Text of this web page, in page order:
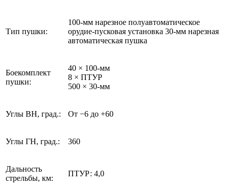
Тип пушки:
100-мм нарезное полуавтоматическое
орудие-пусковая установка 30-мм нарезная
автоматическая пушка
Боекомплект
пушки:
40 × 100-мм
8 × ПТУР
500 × 30-мм
Углы ВН, град.: От −6 до +60
Углы ГН, град.: 360
Дальность
стрельбы, км:
ПТУР: 4,0